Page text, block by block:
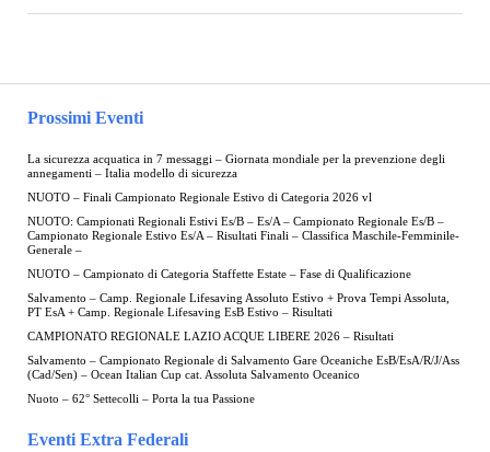
Prossimi Eventi
La sicurezza acquatica in 7 messaggi – Giornata mondiale per la prevenzione degli
annegamenti – Italia modello di sicurezza
NUOTO – Finali Campionato Regionale Estivo di Categoria 2026 vl
NUOTO: Campionati Regionali Estivi Es/B – Es/A – Campionato Regionale Es/B –
Campionato Regionale Estivo Es/A – Risultati Finali – Classifica Maschile-Femminile-
Generale –
NUOTO – Campionato di Categoria Staffette Estate – Fase di Qualificazione
Salvamento – Camp. Regionale Lifesaving Assoluto Estivo + Prova Tempi Assoluta,
PT EsA + Camp. Regionale Lifesaving EsB Estivo – Risultati
CAMPIONATO REGIONALE LAZIO ACQUE LIBERE 2026 – Risultati
Salvamento – Campionato Regionale di Salvamento Gare Oceaniche EsB/EsA/R/J/Ass
(Cad/Sen) – Ocean Italian Cup cat. Assoluta Salvamento Oceanico
Nuoto – 62° Settecolli – Porta la tua Passione
Eventi Extra Federali